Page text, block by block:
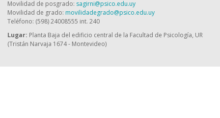
Movilidad de posgrado: sagirni@psico.edu.uy
Movilidad de grado: movilidadegrado@psico.edu.uy
Teléfono: (598) 24008555 int. 240
Lugar: Planta Baja del edificio central de la Facultad de Psicología, UR
(Tristán Narvaja 1674 - Montevideo)